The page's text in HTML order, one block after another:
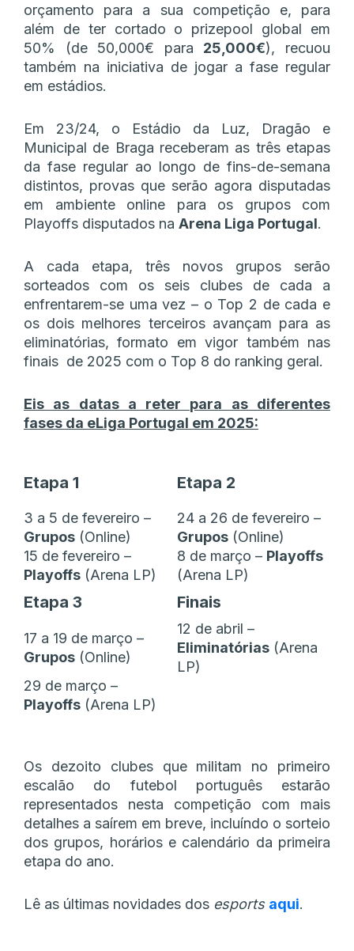
orçamento para a sua competição e, para
além de ter cortado o prizepool global em
50% (de 50,000€ para 25,000€), recuou
também na iniciativa de jogar a fase regular
em estádios.
Em 23/24, o Estádio da Luz, Dragão e
Municipal de Braga receberam as três etapas
da fase regular ao longo de fins-de-semana
distintos, provas que serão agora disputadas
em ambiente online para os grupos com
Playoffs disputados na Arena Liga Portugal.
A cada etapa, três novos grupos serão
sorteados com os seis clubes de cada a
enfrentarem-se uma vez – o Top 2 de cada e
os dois melhores terceiros avançam para as
eliminatórias, formato em vigor também nas
finais de 2025 com o Top 8 do ranking geral.
Eis as datas a reter para as diferentes
fases da eLiga Portugal em 2025:
Etapa 1 Etapa 2
3 a 5 de fevereiro –
Grupos (Online)
24 a 26 de fevereiro –
Grupos (Online)
15 de fevereiro –
Playoffs (Arena LP)
8 de março – Playoffs
(Arena LP)
Etapa 3 Finais
17 a 19 de março –
Grupos (Online)
12 de abril –
Eliminatórias (Arena
LP)
29 de março –
Playoffs (Arena LP)
Os dezoito clubes que militam no primeiro
escalão do futebol português estarão
representados nesta competição com mais
detalhes a saírem em breve, incluíndo o sorteio
dos grupos, horários e calendário da primeira
etapa do ano.
Lê as últimas novidades dos esports aqui.